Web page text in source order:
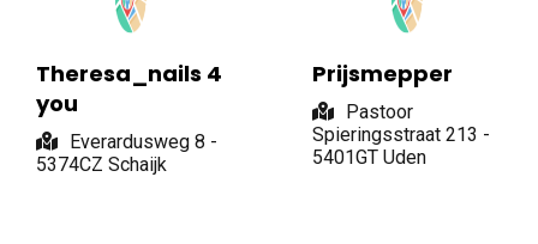
Theresa_nails 4
you
Everardusweg 8 -
5374CZ Schaijk
Prijsmepper
Pastoor
Spieringsstraat 213 -
5401GT Uden